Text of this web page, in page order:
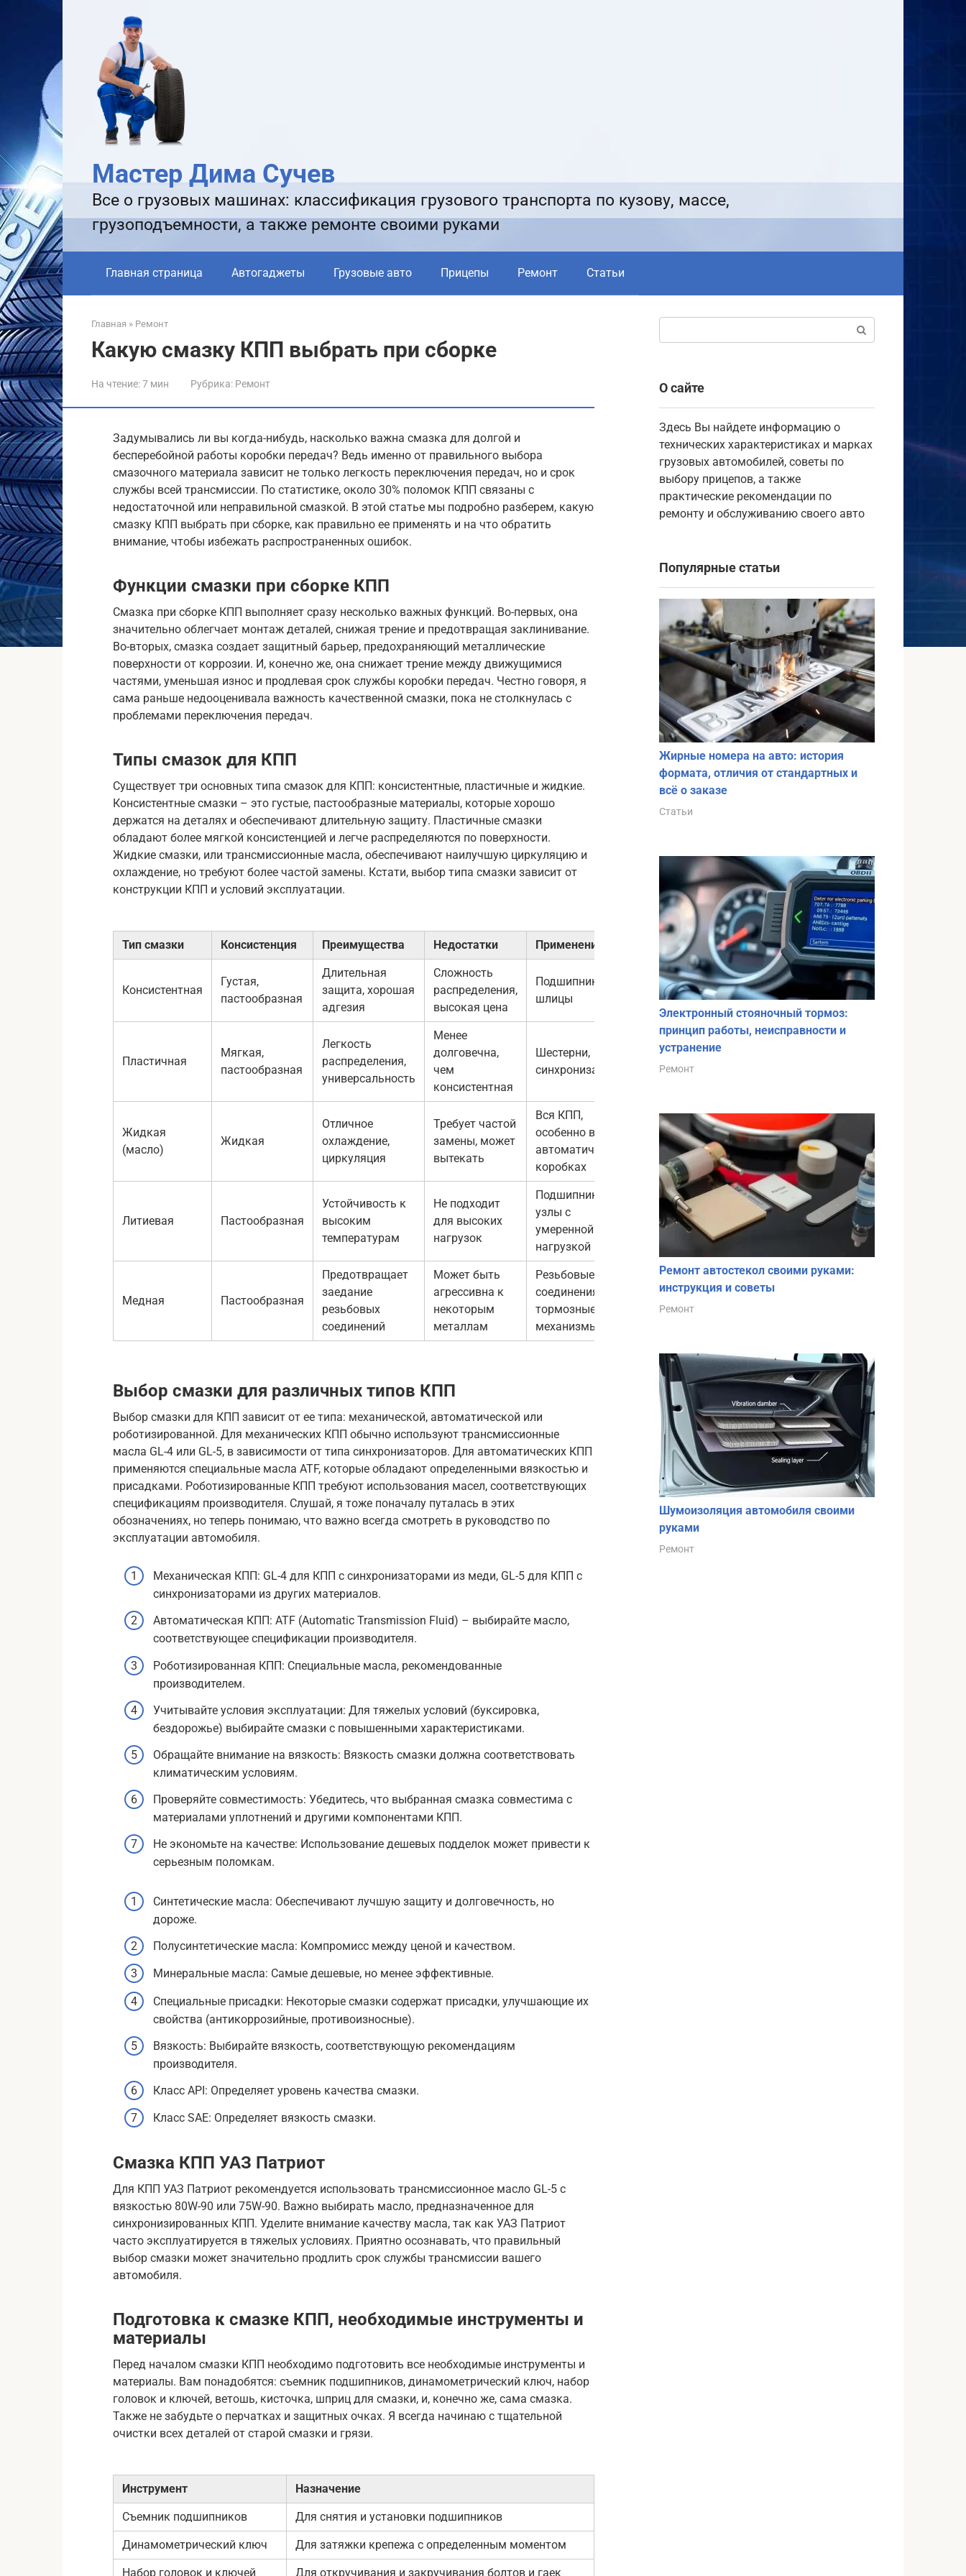
Мастер Дима Сучев
Все о грузовых машинах: классификация грузового транспорта по кузову, массе,
грузоподъемности, а также ремонте своими руками
Главная страница Автогаджеты Грузовые авто Прицепы Ремонт Статьи
Главная » Ремонт
Какую смазку КПП выбрать при сборке
На чтение:7 мин Рубрика: Ремонт
Задумывались ли вы когда-нибудь, насколько важна смазка для долгой и
бесперебойной работы коробки передач? Ведь именно от правильного выбора
смазочного материала зависит не только легкость переключения передач, но и срок
службы всей трансмиссии. По статистике, около 30% поломок КПП связаны с
недостаточной или неправильной смазкой. В этой статье мы подробно разберем, какую
смазку КПП выбрать при сборке, как правильно ее применять и на что обратить
внимание, чтобы избежать распространенных ошибок.
Функции смазки при сборке КПП
Смазка при сборке КПП выполняет сразу несколько важных функций. Во-первых, она
значительно облегчает монтаж деталей, снижая трение и предотвращая заклинивание.
Во-вторых, смазка создает защитный барьер, предохраняющий металлические
поверхности от коррозии. И, конечно же, она снижает трение между движущимися
частями, уменьшая износ и продлевая срок службы коробки передач. Честно говоря, я
сама раньше недооценивала важность качественной смазки, пока не столкнулась с
проблемами переключения передач.
Типы смазок для КПП
Существует три основных типа смазок для КПП: консистентные, пластичные и жидкие.
Консистентные смазки – это густые, пастообразные материалы, которые хорошо
держатся на деталях и обеспечивают длительную защиту. Пластичные смазки
обладают более мягкой консистенцией и легче распределяются по поверхности.
Жидкие смазки, или трансмиссионные масла, обеспечивают наилучшую циркуляцию и
охлаждение, но требуют более частой замены. Кстати, выбор типа смазки зависит от
конструкции КПП и условий эксплуатации.
Тип смазки Консистенция Преимущества Недостатки Применение
Консистентная
Густая,
пастообразная
Длительная
защита, хорошая
адгезия
Сложность
распределения,
высокая цена
Подшипники,
шлицы
Пластичная
Мягкая,
пастообразная
Легкость
распределения,
универсальность
Менее
долговечна,
чем
консистентная
Шестерни,
синхронизаторы
Жидкая
(масло)
Жидкая
Отличное
охлаждение,
циркуляция
Требует частой
замены, может
вытекать
Вся КПП,
особенно в
автоматических
коробках
Литиевая Пастообразная
Устойчивость к
высоким
температурам
Не подходит
для высоких
нагрузок
Подшипники,
узлы с
умеренной
нагрузкой
Медная Пастообразная
Предотвращает
заедание
резьбовых
соединений
Может быть
агрессивна к
некоторым
металлам
Резьбовые
соединения,
тормозные
механизмы
Выбор смазки для различных типов КПП
Выбор смазки для КПП зависит от ее типа: механической, автоматической или
роботизированной. Для механических КПП обычно используют трансмиссионные
масла GL-4 или GL-5, в зависимости от типа синхронизаторов. Для автоматических КПП
применяются специальные масла ATF, которые обладают определенными вязкостью и
присадками. Роботизированные КПП требуют использования масел, соответствующих
спецификациям производителя. Слушай, я тоже поначалу путалась в этих
обозначениях, но теперь понимаю, что важно всегда смотреть в руководство по
эксплуатации автомобиля.
Механическая КПП: GL-4 для КПП с синхронизаторами из меди, GL-5 для КПП с
синхронизаторами из других материалов.
Автоматическая КПП: ATF (Automatic Transmission Fluid) – выбирайте масло,
соответствующее спецификации производителя.
Роботизированная КПП: Специальные масла, рекомендованные
производителем.
Учитывайте условия эксплуатации: Для тяжелых условий (буксировка,
бездорожье) выбирайте смазки с повышенными характеристиками.
Обращайте внимание на вязкость: Вязкость смазки должна соответствовать
климатическим условиям.
Проверяйте совместимость: Убедитесь, что выбранная смазка совместима с
материалами уплотнений и другими компонентами КПП.
Не экономьте на качестве: Использование дешевых подделок может привести к
серьезным поломкам.
Синтетические масла: Обеспечивают лучшую защиту и долговечность, но
дороже.
Полусинтетические масла: Компромисс между ценой и качеством.
Минеральные масла: Самые дешевые, но менее эффективные.
Специальные присадки: Некоторые смазки содержат присадки, улучшающие их
свойства (антикоррозийные, противоизносные).
Вязкость: Выбирайте вязкость, соответствующую рекомендациям
производителя.
Класс API: Определяет уровень качества смазки.
Класс SAE: Определяет вязкость смазки.
Смазка КПП УАЗ Патриот
Для КПП УАЗ Патриот рекомендуется использовать трансмиссионное масло GL-5 с
вязкостью 80W-90 или 75W-90. Важно выбирать масло, предназначенное для
синхронизированных КПП. Уделите внимание качеству масла, так как УАЗ Патриот
часто эксплуатируется в тяжелых условиях. Приятно осознавать, что правильный
выбор смазки может значительно продлить срок службы трансмиссии вашего
автомобиля.
Подготовка к смазке КПП, необходимые инструменты и
материалы
Перед началом смазки КПП необходимо подготовить все необходимые инструменты и
материалы. Вам понадобятся: съемник подшипников, динамометрический ключ, набор
головок и ключей, ветошь, кисточка, шприц для смазки, и, конечно же, сама смазка.
Также не забудьте о перчатках и защитных очках. Я всегда начинаю с тщательной
очистки всех деталей от старой смазки и грязи.
Инструмент Назначение
Съемник подшипников Для снятия и установки подшипников
Динамометрический ключ Для затяжки крепежа с определенным моментом
Набор головок и ключей Для откручивания и закручивания болтов и гаек
О сайте
Здесь Вы найдете информацию о
технических характеристиках и марках
грузовых автомобилей, советы по
выбору прицепов, а также
практические рекомендации по
ремонту и обслуживанию своего авто
Популярные статьи
Жирные номера на авто: история
формата, отличия от стандартных и
всё о заказе
Статьи
Электронный стояночный тормоз:
принцип работы, неисправности и
устранение
Ремонт
Ремонт автостекол своими руками:
инструкция и советы
Ремонт
Шумоизоляция автомобиля своими
руками
Ремонт